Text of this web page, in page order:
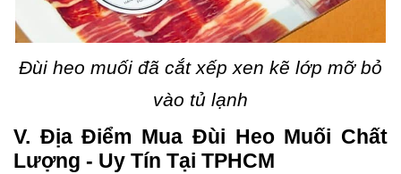
Đùi heo muối đã cắt xếp xen kẽ lớp mỡ bỏ
vào tủ lạnh
V. Địa Điểm Mua Đùi Heo Muối Chất
Lượng - Uy Tín Tại TPHCM